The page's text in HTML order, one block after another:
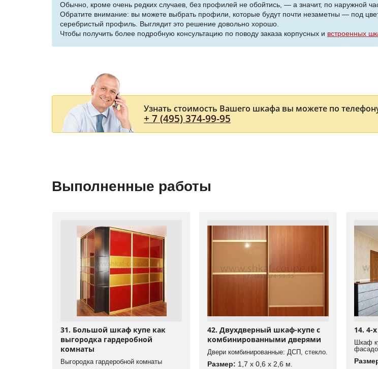
Обычно, кроме очень редких случаев, без профилей не обойтись, — а значит, по наружной
Обратите внимание: вы можете выбрать профили, которые будут почти незаметны — под
серебристый профиль. Выглядит это решение довольно хорошо.
Чтобы получить более подробную консультацию по поводу заказа корпусных и встроенных
Узнать стоимость Вашего шкафа вы можете по
+ 7 (495) 374-99-95
Выполненные работы
31. Большой шкаф купе как
выгородка гардеробной
комнаты
Выгородка гардеробной комнаты
42. Двухдверный шкаф-купе с
комбинированными дверями
Двери комбинированные: ДСП, стекло.
Размер: 1,7 x 0,6 x 2,6 м.
14. 4-
Шкаф